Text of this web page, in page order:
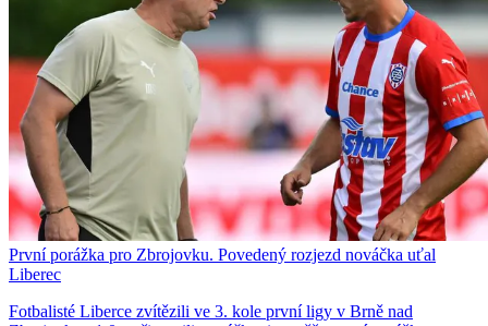
První porážka pro Zbrojovku. Povedený rozjezd nováčka uťal
Liberec
Fotbalisté Liberce zvítězili ve 3. kole první ligy v Brně nad